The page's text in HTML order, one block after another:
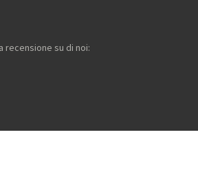
recensione su di noi: